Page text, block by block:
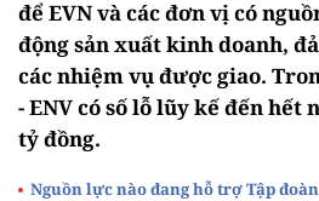
để EVN và các đơn vị có
động sản xuất kinh doanh,
các nhiệm vụ được giao.
- ENV có số lỗ lũy kế đến hết
tỷ đồng.
Nguồn lực nào đang hỗ trợ Tập